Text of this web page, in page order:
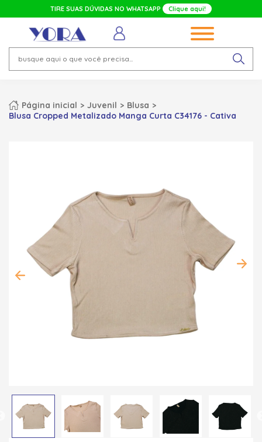
TIRE SUAS DÚVIDAS NO WHATSAPP Clique aqui!
Página inicial Juvenil
Blusa
Blusa Cropped Metalizado Manga Curta C34176 - Cativa